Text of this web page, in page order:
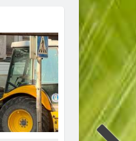
Kylie Minogue - Stop Me
Falling feat. Gente De Zona